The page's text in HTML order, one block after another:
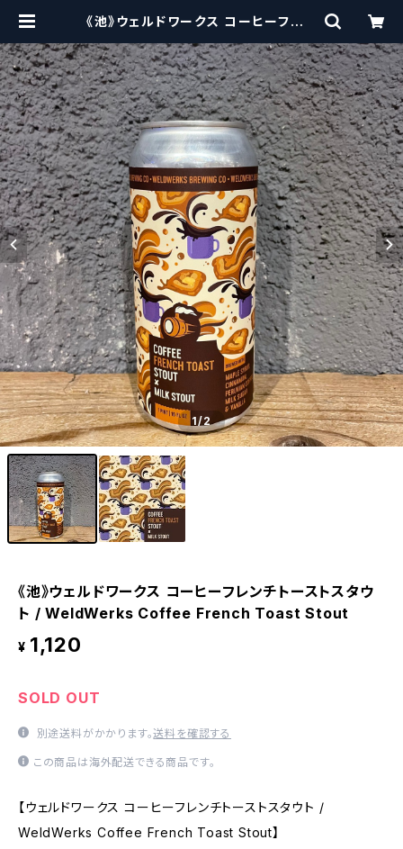
《池》ウェルドワークス コーヒーフレン
Coffee French Toast Stout | c
raftbeerscissors
1/2
《池》ウェルドワークス コーヒーフレンチトーストスタウ
ト / WeldWerks Coffee French Toast Stout
¥ 1,120
SOLD OUT
別途送料がかかります。送料を確認する
この商品は海外配送できる商品です。
【ウェルドワークス コーヒーフレンチトーストスタウト /
WeldWerks Coffee French Toast Stout】